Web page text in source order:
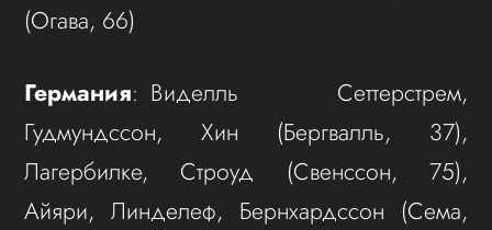
(Огава, 66)
Германия: Виделль Сеттерстрем,
Гудмундссон, Хин (Бергвалль, 37),
Лагербилке, Строуд (Свенссон, 75),
Айяри, Линделеф, Бернхардссон (Сема,